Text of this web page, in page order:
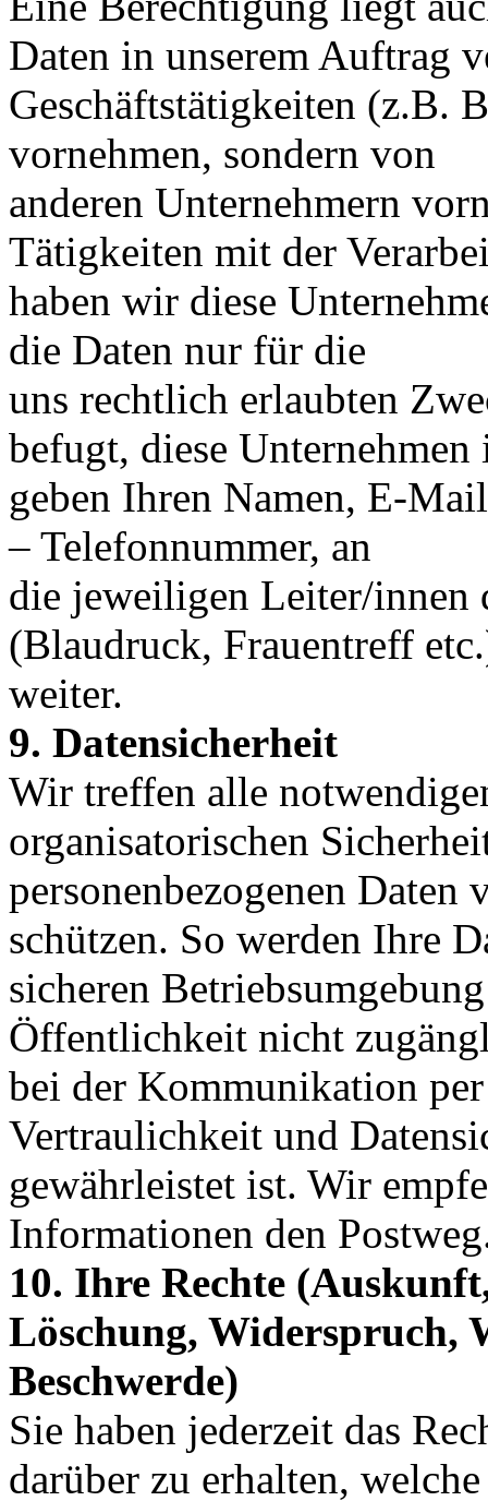
Daten in unserem Auftrag
Geschäftstätigkeiten (z.B.
vornehmen, sondern von
anderen Unternehmern
Tätigkeiten mit der
haben wir diese
die Daten nur für die
uns rechtlich erlaubten
befugt, diese
geben Ihren Namen, E-
– Telefonnummer, an
die jeweiligen Leiter/innen
(Blaudruck, Frauentreff
weiter.
9. Datensicherheit
Wir treffen alle
organisatorischen
personenbezogenen
schützen. So werden Ihre
sicheren
Öffentlichkeit nicht
bei der Kommunikation
Vertraulichkeit und
gewährleistet ist. Wir
Informationen den
10. Ihre Rechte
Löschung, Widerspruch,
Beschwerde)
Sie haben jederzeit das
darüber zu erhalten,